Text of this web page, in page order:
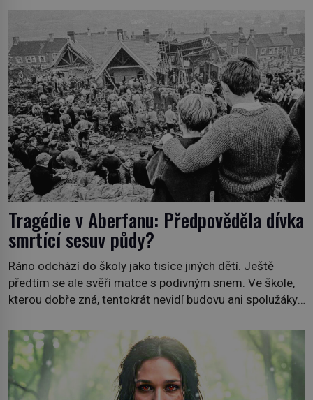
sídlil sériový vrah H. H. Holmes a také nejpropracovanější
past na lidi v dějinách americké kriminalistiky. Herman
Webster Mudgett (1861–1896) přijíždí […]
Tragédie v Aberfanu: Předpověděla dívka
smrtící sesuv půdy?
Ráno odchází do školy jako tisíce jiných dětí. Ještě
předtím se ale svěří matce s podivným snem. Ve škole,
kterou dobře zná, tentokrát nevidí budovu ani spolužáky.
později je mrtvá. Mohla devítiletá Zahlédla vlastní
osud? Dne 21. října 1966 se velšská vesnice Aberfan […]